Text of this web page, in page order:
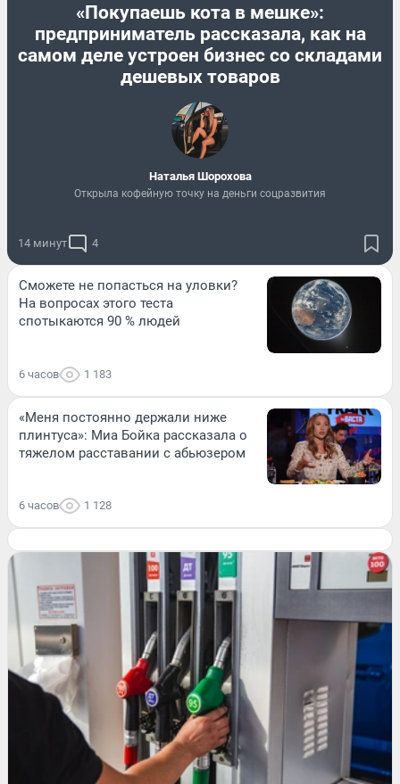
«Покупаешь кота в мешке»:
предприниматель рассказала, как на
самом деле устроен бизнес со складами
дешевых товаров
Наталья Шорохова
Открыла кофейную точку на деньги соцразвития
14 минут 4
Сможете не попасться на уловки?
На вопросах этого теста
спотыкаются 90 % людей
6 часов 1 183
«Меня постоянно держали ниже
плинтуса»: Миа Бойка рассказала о
тяжелом расставании с абьюзером
6 часов 1 128